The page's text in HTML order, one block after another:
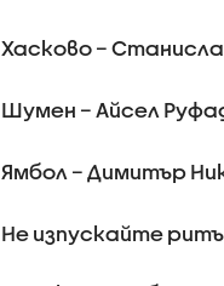
Хасково –
Шумен – Айсел
Ямбол – Димитър
Не изпускайте